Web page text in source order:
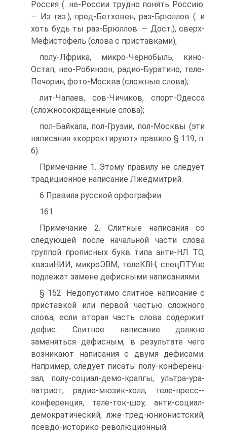
Россия (...не-России трудно понять Россию.
— Из газ.), пред-Бетховен, раз-Брюллов (...и
хоть будь ты раз-Брюллов. — Дост.), сверх-
Мефистофель (слова с приставками);
полу-Лфрика, микро-Чернобыль, кино-
Остап, нео-Робинзон, радио-Буратино, теле-
Печорин, фото-Москва (сложные слова);
лит-Чапаев, сов-Чичиков, спорт-Одесса
(сложносокращенные слова);
пол-Байкала, пол-Грузии, пол-Москвы (эти
написания «корректируют» правило § 119, п.
6).
Примечание 1. Этому правилу не следует
традиционное написание Лжедмитрий.
6 Правила русской орфографии.
161
Примечание 2. Слитные написания со
следующей после начальной части слова
группой прописных букв типа анти-НЛ ТО,
квазиНИИ, микроЭВМ, телеКВН, спецПТУне
подлежат замене дефисными написаниями.
§ 152. Недопустимо слитное написание с
приставкой или первой частью сложного
слова, если вторая часть слова содержит
дефис. Слитное написание должно
заменяться дефисным, в результате чего
возникают написания с двумя дефисами.
Например, следует писать: полу-конференц-
зал, полу-социал-демо-крапгы, ультра-ура-
патриот, радио-мюзик-холл, теле-пресс--
конференция, теле-ток-шоу, анти-социал-
демократический, лже-тред-юнионистский,
псевдо-историко-революционный.